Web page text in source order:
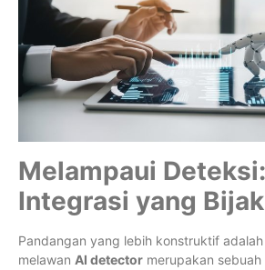
Melampaui
Integrasi yang
Pandangan yang lebih konstruktif
melawan AI detector merupakan